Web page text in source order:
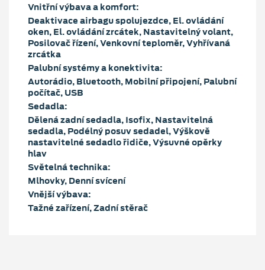
Vnitřní výbava a komfort:
Deaktivace airbagu spolujezdce, El. ovládání
oken, El. ovládání zrcátek, Nastavitelný volant,
Posilovač řízení, Venkovní teploměr, Vyhřívaná
zrcátka
Palubní systémy a konektivita:
Autorádio, Bluetooth, Mobilní připojení, Palubní
počítač, USB
Sedadla:
Dělená zadní sedadla, Isofix, Nastavitelná
sedadla, Podélný posuv sedadel, Výškově
nastavitelné sedadlo řidiče, Výsuvné opěrky
hlav
Světelná technika:
Mlhovky, Denní svícení
Vnější výbava:
Tažné zařízení, Zadní stěrač